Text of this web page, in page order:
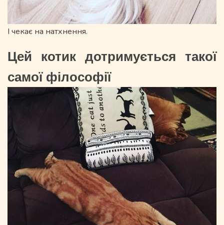
І чекає на натхнення.
Цей котик дотримується такої
самої філософії